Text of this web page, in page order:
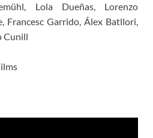
Lola Dueñas, Lorenzo
Francesc Garrido, Álex Batllori,
Cunill